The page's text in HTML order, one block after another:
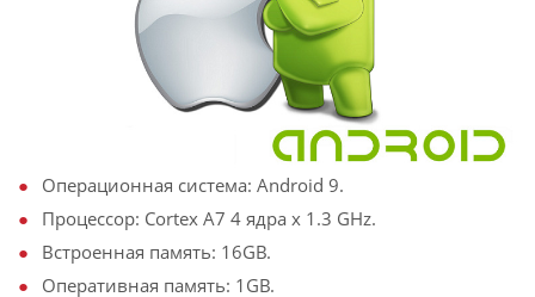
Операционная система: Android 9.
Процессор: Cortex A7 4 ядра х 1.3 GHz.
Встроенная память: 16GB.
Оперативная память: 1GB.